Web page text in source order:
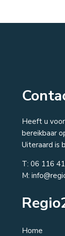
Heeft u
bereikbaar
Uiteraard is
T: 06 116
M:
Home